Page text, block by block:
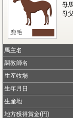
母
母
馬主名
調教師名
生産牧場
生年月日
生産地
地方獲得賞金(円)